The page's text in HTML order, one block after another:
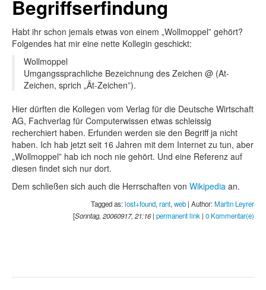
Begriffserfindung
Habt ihr schon jemals etwas von einem „Wollmoppel” gehört?
Folgendes hat mir eine nette Kollegin geschickt:
Wollmoppel
Umgangssprachliche Bezeichnung des Zeichen @ (At-
Zeichen, sprich „Ät-Zeichen”).
Hier dürften die Kollegen vom Verlag für die Deutsche Wirtschaft
AG, Fachverlag für Computerwissen etwas schleissig
recherchiert haben. Erfunden werden sie den Begriff ja nicht
haben. Ich hab jetzt seit 16 Jahren mit dem Internet zu tun, aber
„Wollmoppel” hab ich noch nie gehört. Und eine Referenz auf
diesen findet sich nur dort.
Dem schließen sich auch die Herrschaften von Wikipedia an.
Tagged as:lost+found, rant, web | Author:Martin Leyrer
[Sonntag, 20060917, 21:16| permanent link | 0 Kommentar(e)